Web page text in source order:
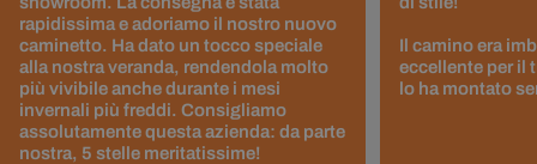
rapidissima e adoriamo il nostro nuovo
caminetto. Ha dato un tocco speciale
alla nostra veranda, rendendola molto
più vivibile anche durante i mesi
invernali più freddi. Consigliamo
assolutamente questa azienda: da parte
nostra, 5 stelle meritatissime!
Il camino era
eccellente per il
lo ha montato